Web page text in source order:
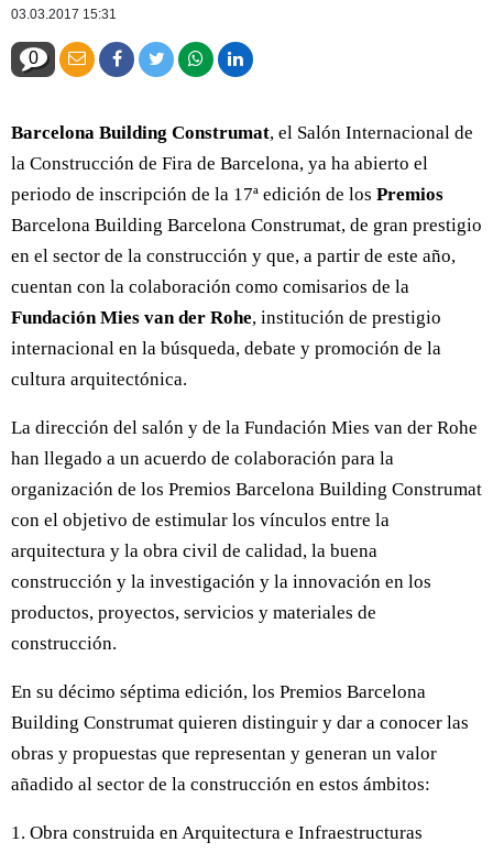
03.03.2017 15:31
0
Barcelona Building Construmat, el Salón Internacional de
la Construcción de Fira de Barcelona, ya ha abierto el
periodo de inscripción de la 17ª edición de los Premios
Barcelona Building Barcelona Construmat, de gran prestigio
en el sector de la construcción y que, a partir de este año,
cuentan con la colaboración como comisarios de la
Fundación Mies van der Rohe, institución de prestigio
internacional en la búsqueda, debate y promoción de la
cultura arquitectónica.
La dirección del salón y de la Fundación Mies van der Rohe
han llegado a un acuerdo de colaboración para la
organización de los Premios Barcelona Building Construmat
con el objetivo de estimular los vínculos entre la
arquitectura y la obra civil de calidad, la buena
construcción y la investigación y la innovación en los
productos, proyectos, servicios y materiales de
construcción.
En su décimo séptima edición, los Premios Barcelona
Building Construmat quieren distinguir y dar a conocer las
obras y propuestas que representan y generan un valor
añadido al sector de la construcción en estos ámbitos:
1. Obra construida en Arquitectura e Infraestructuras